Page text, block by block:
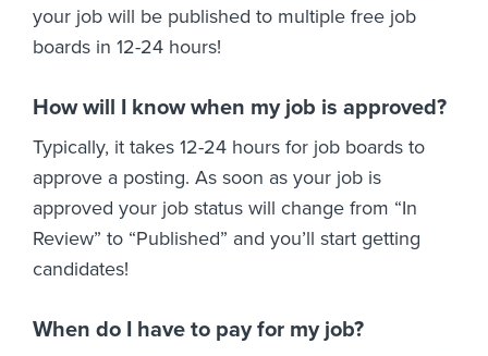
your job will be published to multiple free job
boards in 12-24 hours!
How will I know when my job is approved?
Typically, it takes 12-24 hours for job boards to
approve a posting. As soon as your job is
approved your job status will change from “In
Review” to “Published” and you’ll start getting
candidates!
When do I have to pay for my job?